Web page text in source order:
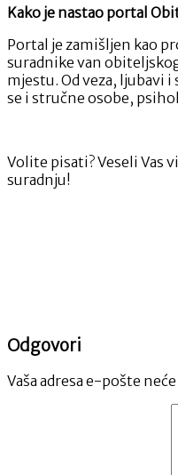
Kako je nastao portal
Portal je zamišljen kao
suradnike van
mjestu. Od veza, ljubavi
se i stručne osobe,
Volite pisati? Veseli Vas
suradnju!
Odgovori
Vaša adresa e-pošte